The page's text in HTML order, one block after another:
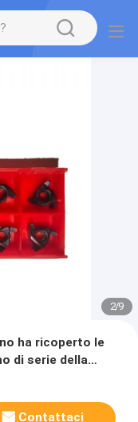
2/9
ha ricoperto le
di serie della
Contattaci